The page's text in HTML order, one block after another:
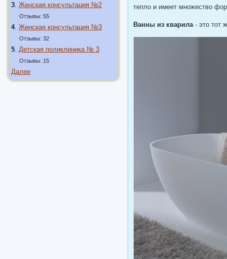
3 Женская консультация №2
Отзывы: 55
4. Женская консультация №3
Отзывы: 32
5 Детская поликлиника № 3
Отзывы: 15
Далее
тепло и имеет множество
Ванны из кварила- это тот